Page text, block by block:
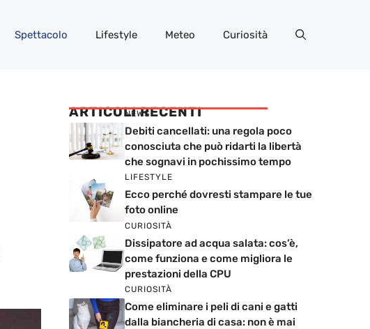
Spettacolo Lifestyle Meteo Curiosità
ARTICOLI RECENTI
NEWS
Debiti cancellati: una regola poco
conosciuta che può ridarti la libertà
che sognavi in pochissimo tempo
LIFESTYLE
Ecco perché dovresti stampare le tue
foto online
CURIOSITÀ
Dissipatore ad acqua salata: cos’è,
come funziona e come migliora le
prestazioni della CPU
CURIOSITÀ
Come eliminare i peli di cani e gatti
dalla biancheria di casa: non è mai